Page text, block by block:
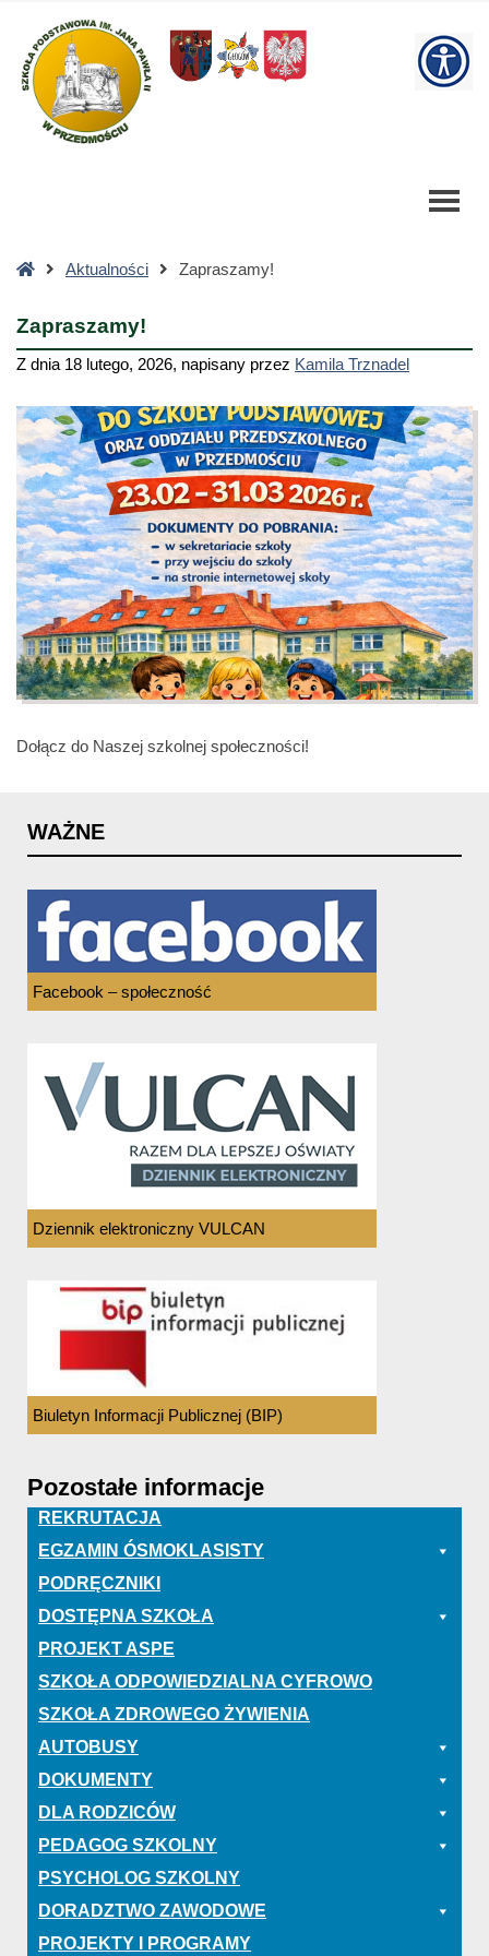
Szkoła
Podstawowa
StronaAktualności Zapraszamy!
Zapraszamy!
Z dnia 18 lutego, 2026, napisany przez Kamila Trznadel
Dołącz do Naszej szkolnej społeczności!
WAŻNE
Facebook – społeczność
Dziennik elektroniczny VULCAN
Biuletyn Informacji Publicznej (BIP)
Pozostałe informacje
REKRUTACJA
EGZAMIN ÓSMOKLASISTY
PODRĘCZNIKI
DOSTĘPNA SZKOŁA
PROJEKT ASPE
SZKOŁA ODPOWIEDZIALNA CYFROWO
SZKOŁA ZDROWEGO ŻYWIENIA
AUTOBUSY
DOKUMENTY
DLA RODZICÓW
PEDAGOG SZKOLNY
PSYCHOLOG SZKOLNY
DORADZTWO ZAWODOWE
PROJEKTY I PROGRAMY